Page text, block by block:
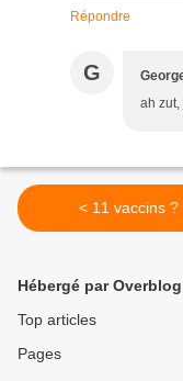
Répondre
G
ah zut,
< 11 vaccins ?
Hébergé par Overblog
Top articles
Pages